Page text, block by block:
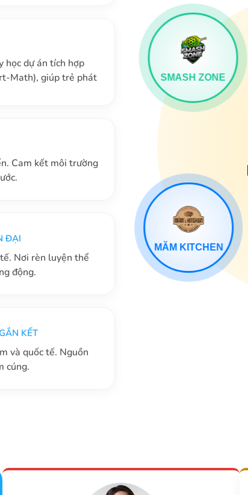
học dự án tích hợp
Math), giúp trẻ phát
Cam kết môi trường
ĐẠI
Nơi rèn luyện thể
động.
KẾT
và quốc tế. Nguồn
cúng.
MĂM KITCHEN
SMASH ZONE